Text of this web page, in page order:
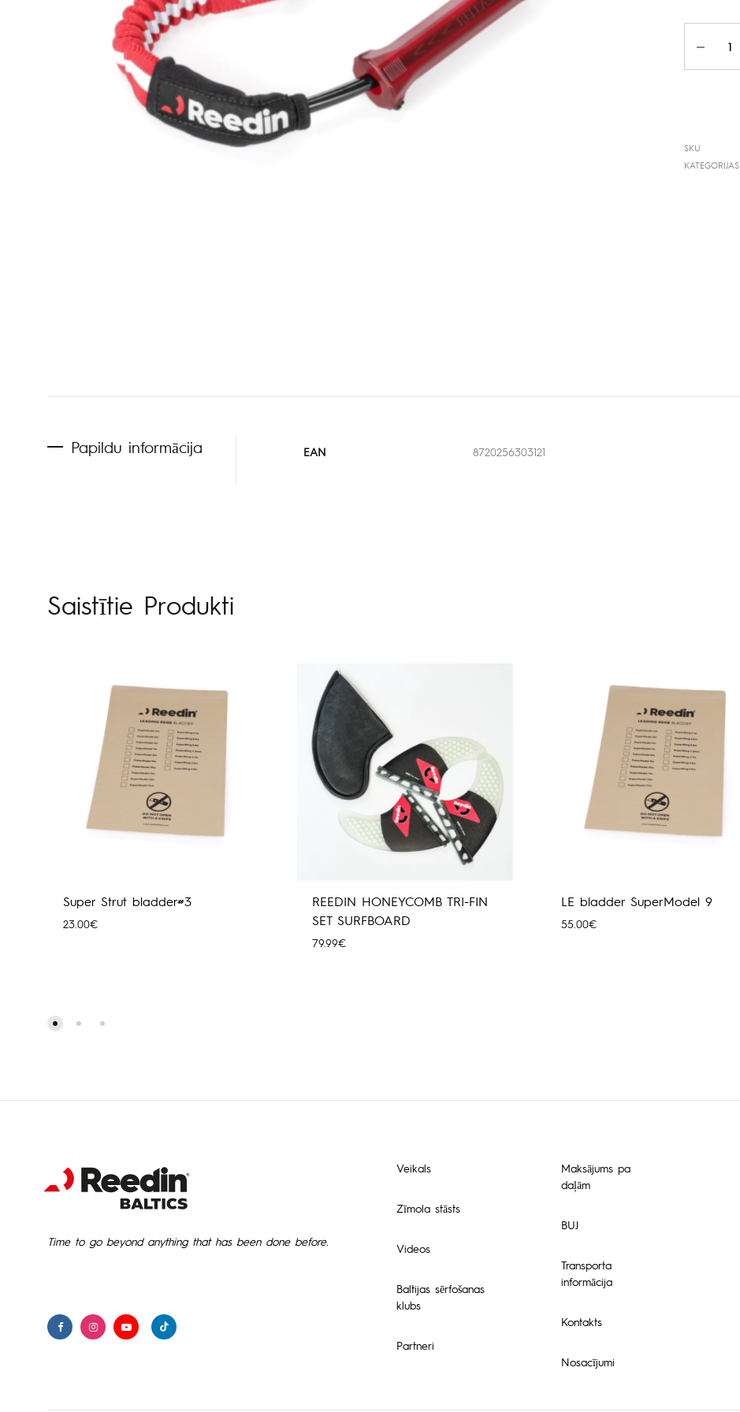
SKU
KATEGORIJAS
Papildu informācija EAN 8720256303121
Saistītie Produkti
Super Strut bladder#3
23.00€
REEDIN HONEYCOMB TRI-FIN
SET SURFBOARD
79.99€
LE bladder SuperModel 9
55.00€
Time to go beyond anything that has been done before.
Veikals
Zīmola stāsts
Videos
Baltijas sērfošanas
klubs
Partneri
Maksājums pa
daļām
BUJ
Transporta
informācija
Kontakts
Nosacījumi